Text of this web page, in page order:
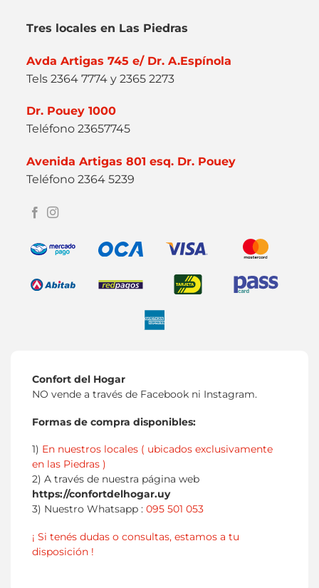
Tres locales en Las Piedras
Avda Artigas 745 e/ Dr. A.Espínola
Tels 2364 7774 y 2365 2273
Dr. Pouey 1000
Teléfono 23657745
Avenida Artigas 801 esq. Dr. Pouey
Teléfono 2364 5239
Confort del Hogar
NO vende a través de Facebook ni Instagram.
Formas de compra disponibles:
1) En nuestros locales ( ubicados exclusivamente
en las Piedras )
2) A través de nuestra página web
https://confortdelhogar.uy
3) Nuestro Whatsapp : 095 501 053
¡ Si tenés dudas o consultas, estamos a tu
disposición !